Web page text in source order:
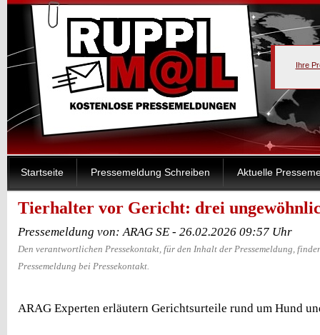
Ihre
Startseite Pressemeldung Schreiben Aktuelle
Tierhalter vor Gericht: drei
Pressemeldung von: ARAG SE - 26.02.2026 09:57 Uhr
Den verantwortlichen Pressekontakt, für den Inhalt der Pressemeldung,
Pressemeldung bei Pressekontakt.
ARAG Experten erläutern Gerichtsurteile rund um Hund